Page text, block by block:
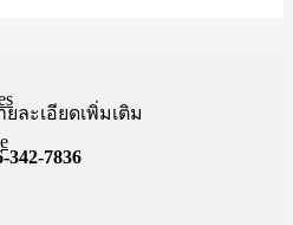
ละเอียดเพิ่มเติม
342-7836